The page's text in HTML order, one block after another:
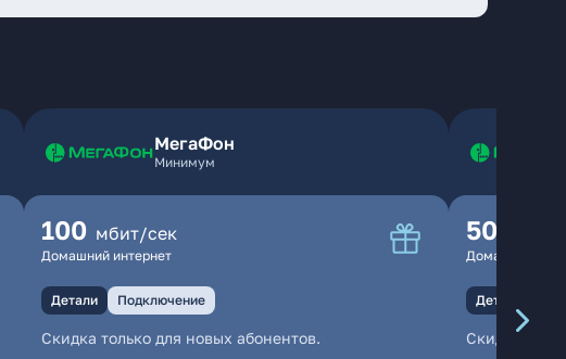
МегаФон
Минимум
100 мбит/сек
Домашний интернет
Детали Подключение
Скидка только для новых абонентов.
500
Домашний
Детали
Скидка